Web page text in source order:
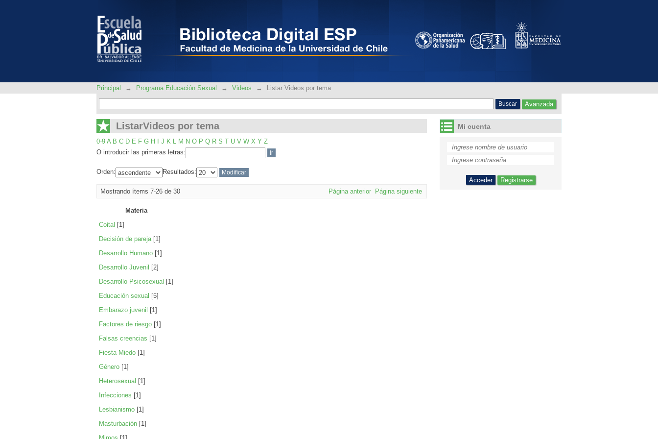
Principal → Programa Educación Sexual → Videos → Listar Videos por tema
Avanzada
ListarVideos por tema
0-9 A B C D E F G H J K L M N O P Q R S T U V W X Y Z
O introducir las primeras letras:
Orden: Resultados:
Mostrando ítems 7-26 de 30 Página anterior Página siguiente
Materia
Coital [1]
Decisión de pareja[1]
Desarrollo Humano [1]
Desarrollo Juvenil
[2]
Desarrollo Psicosexual [1]
Educación sexual [5]
Embarazo juvenil
[1]
Factores de riesgo [1]
Falsas creencias [1]
Fiesta Miedo [1]
Género [1]
Heterosexual [1]
Infecciones [1]
Lesbianismo [1]
Masturbación [1]
Mi cuenta
Registrarse